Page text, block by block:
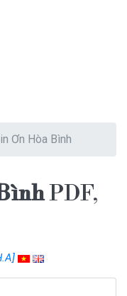
Ơn Hòa Bình
PDF,